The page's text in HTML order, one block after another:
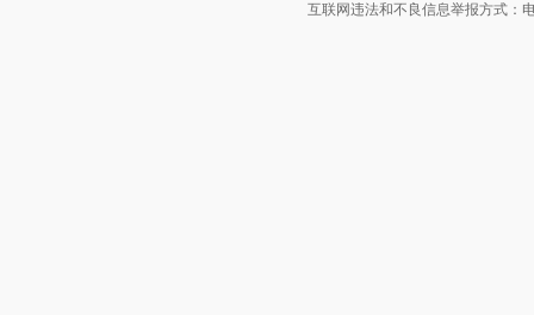
互联网违法和不良信息举报方式：